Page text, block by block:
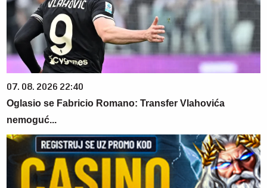
07. 08. 2026 22:40
Oglasio se Fabricio Romano: Transfer Vlahovića
nemoguć...